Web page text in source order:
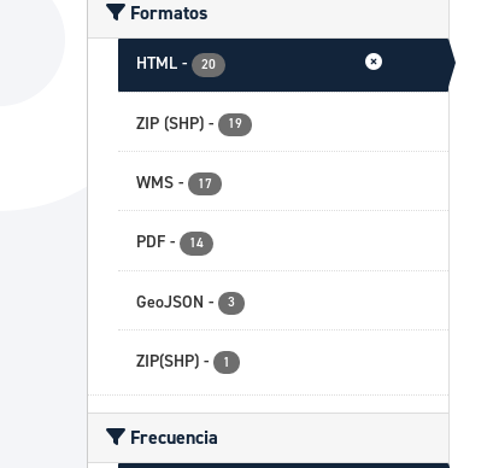
Formatos
HTML - 20
ZIP (SHP) - 19
WMS - 17
PDF - 14
GeoJSON - 3
ZIP(SHP) - 1
Frecuencia